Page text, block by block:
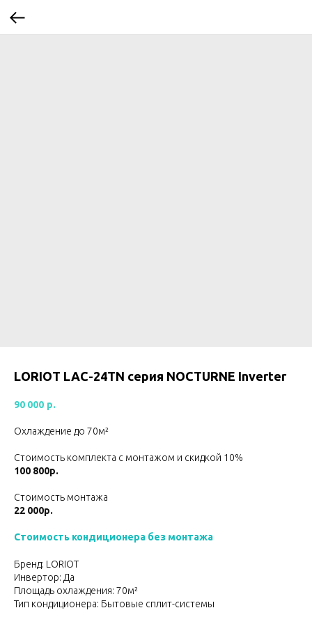
LORIOT LAC-24TN серия NОCTURNE Inverter
90 000 р.
Охлаждение до 70м²
Стоимость комплекта с монтажом и скидкой 10%
100 800р.
Стоимость монтажа
22 000р.
Стоимость кондиционера без монтажа
Бренд: LORIOT
Инвертор: Да
Площадь охлаждения: 70м²
Тип кондиционера: Бытовые сплит-системы